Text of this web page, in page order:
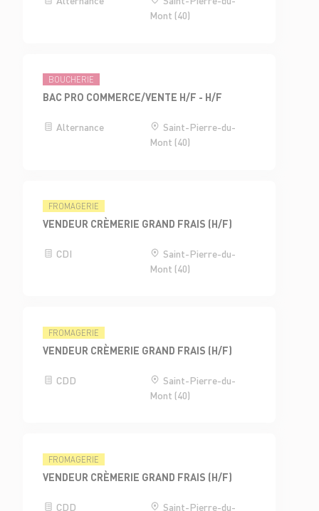
Mont (40)
BOUCHERIE
BAC PRO COMMERCE/VENTE H/F - H/F
Alternance
Saint-Pierre-du-
Mont (40)
FROMAGERIE
VENDEUR CRÈMERIE GRAND FRAIS (H/F)
CDI
Saint-Pierre-du-
Mont (40)
FROMAGERIE
VENDEUR CRÈMERIE GRAND FRAIS (H/F)
CDD
Saint-Pierre-du-
Mont (40)
FROMAGERIE
VENDEUR CRÈMERIE GRAND FRAIS (H/F)
CDD
Saint-Pierre-du-